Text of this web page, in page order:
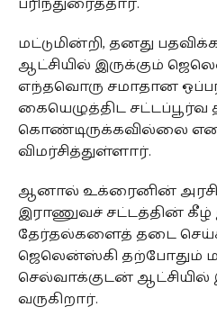
மட்டுமின்றி, தனது
ஆட்சியில் இருக்கும்
எந்தவொரு சமாதான
கையெழுத்திட சட்டப்பூர்வ
கொண்டிருக்கவில்லை
விமர்சித்துள்ளார்.
ஆனால் உக்ரைனின்
இராணுவச் சட்டத்தின் கீழ்
தேர்தல்களைத் தடை
ஜெலென்ஸ்கி தற்போதும்
செல்வாக்குடன் ஆட்சியில்
வருகிறார்.